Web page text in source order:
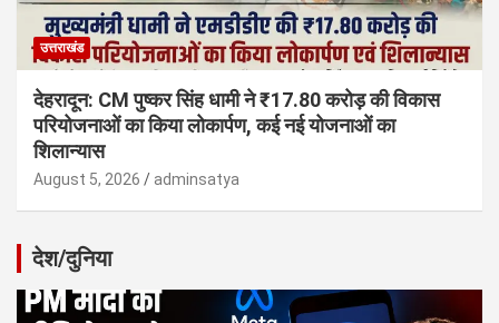
उत्तराखंड
देहरादून: CM पुष्कर सिंह धामी ने ₹17.80 करोड़ की विकास
परियोजनाओं का किया लोकार्पण, कई नई योजनाओं का
शिलान्यास
August 5, 2026 adminsatya
देश/दुनिया